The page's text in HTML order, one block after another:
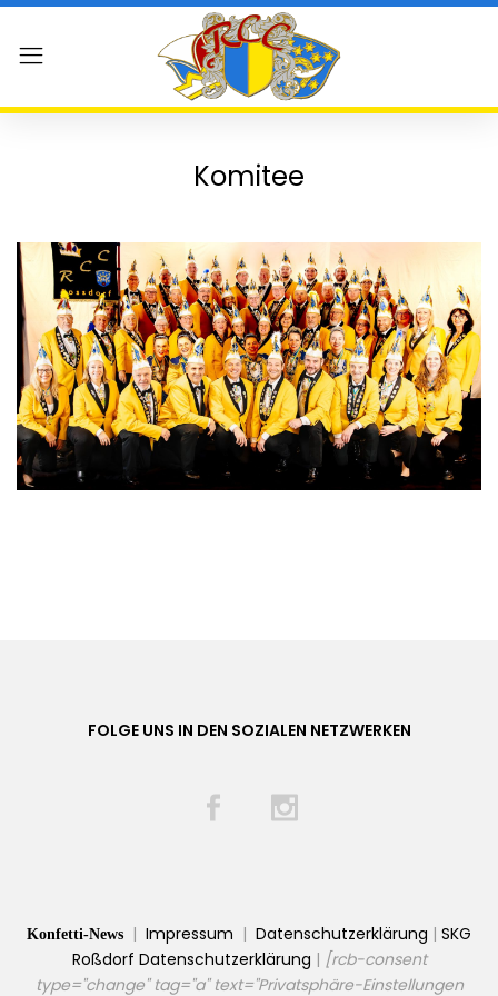
Komitee
FOLGE UNS IN DEN SOZIALEN NETZWERKEN
Konfetti-News | Impressum | Datenschutzerklärung | SKG
Roßdorf Datenschutzerklärung | [rcb-consent
type="change" tag="a" text="Privatsphäre-Einstellungen